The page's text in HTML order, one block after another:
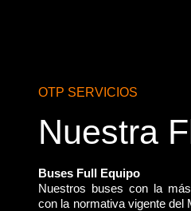
OTP SERVICIOS
Nuestra
Buses Full Equipo
Nuestros buses con la
con la normativa vigente del